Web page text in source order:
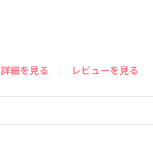
詳細を見る レビューを見る